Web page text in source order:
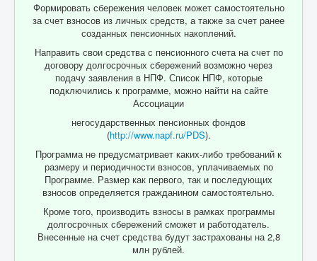
Формировать сбережения человек может самостоятельно
за счет взносов из личных средств, а также за счет ранее
созданных пенсионных накоплений.
Направить свои средства с пенсионного счета на счет по
договору долгосрочных сбережений возможно через
подачу заявления в НПФ. Список НПФ, которые
подключились к программе, можно найти на сайте
Ассоциации
негосударственных пенсионных фондов
(http://www.napf.ru/PDS).
Программа не предусматривает каких-либо требований к
размеру и периодичности взносов, уплачиваемых по
Программе. Размер как первого, так и последующих
взносов определяется гражданином самостоятельно.
Кроме того, производить взносы в рамках программы
долгосрочных сбережений сможет и работодатель.
Внесенные на счет средства будут застрахованы на 2,8
млн рублей.